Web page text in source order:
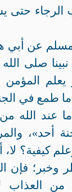
الرجاء حتى
عن أبي
نبينا صلى
يعلم المؤمن
طمع في
ما عند الله
أحد»،
كيفية؟ لا،
وخبر؛ فإن
من العذاب